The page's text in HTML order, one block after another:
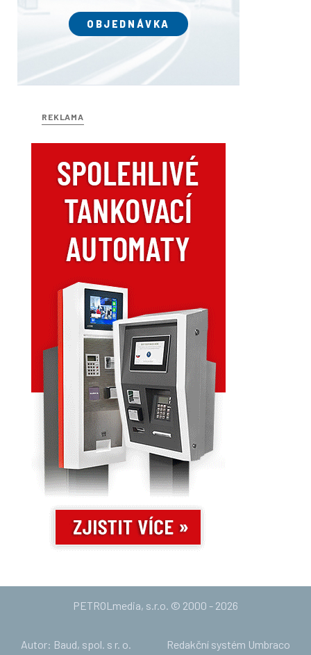
OBJEDNÁVKA
REKLAMA
PETROLmedia, s.r.o. © 2000 - 2026
Autor: Baud, spol. s r. o. Redakční systém Umbraco